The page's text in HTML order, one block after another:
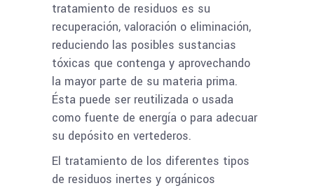
tratamiento de residuos es su
recuperación, valoración o eliminación,
reduciendo las posibles sustancias
tóxicas que contenga y aprovechando
la mayor parte de su materia prima.
Ésta puede ser reutilizada o usada
como fuente de energía o para adecuar
su depósito en vertederos.
El tratamiento de los diferentes tipos
de residuos inertes y orgánicos